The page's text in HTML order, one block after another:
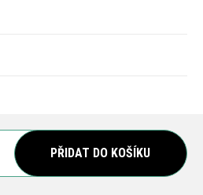
PŘIDAT DO KOŠÍKU